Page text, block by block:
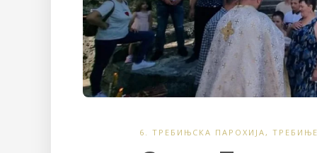
6. ТРЕБИЊСКА ПАРОХИЈА,